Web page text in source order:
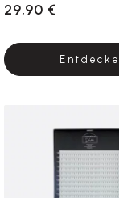
29,90 €
Entdecke